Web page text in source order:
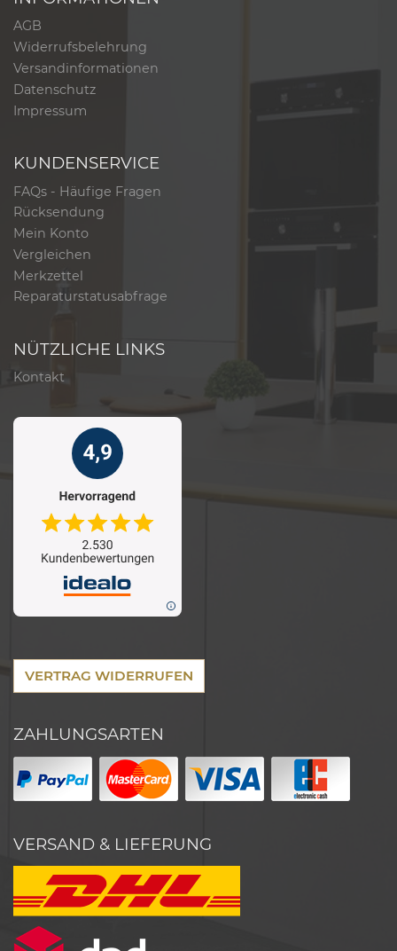
AGB
Widerrufsbelehrung
Versandinformationen
Datenschutz
Impressum
KUNDENSERVICE
FAQs - Häufige Fragen
Rücksendung
Mein Konto
Vergleichen
Merkzettel
Reparaturstatusabfrage
NÜTZLICHE LINKS
Kontakt
VERTRAG WIDERRUFEN
ZAHLUNGSARTEN
VERSAND & LIEFERUNG